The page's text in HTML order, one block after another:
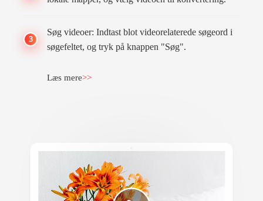
3
Søg videoer: Indtast blot videorelaterede søgeord i
søgefeltet, og tryk på knappen "Søg".
Læs mere>>